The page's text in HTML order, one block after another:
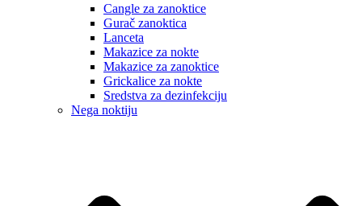
Cangle za zanoktice
Gurač zanoktica
Lanceta
Makazice za nokte
Makazice za zanoktice
Grickalice za nokte
Sredstva za dezinfekciju
Nega noktiju